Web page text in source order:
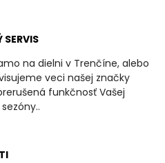
SERVIS
na dielni v Trenčíne, alebo
veci našej značky
funkčnosť Vašej
.